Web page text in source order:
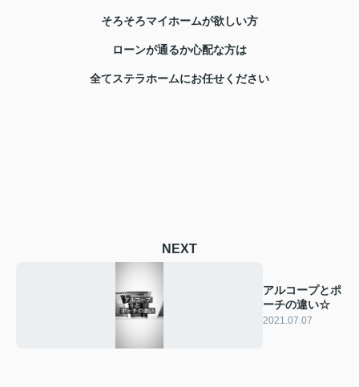
そろそろマイホームが欲しい方
ローンが通るか心配な方は
全てステラホームにお任せください
NEXT
アルコープとポ
ーチの違い☆
2021.07.07